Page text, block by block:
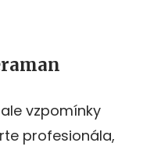
vzpomínky
profesionála,